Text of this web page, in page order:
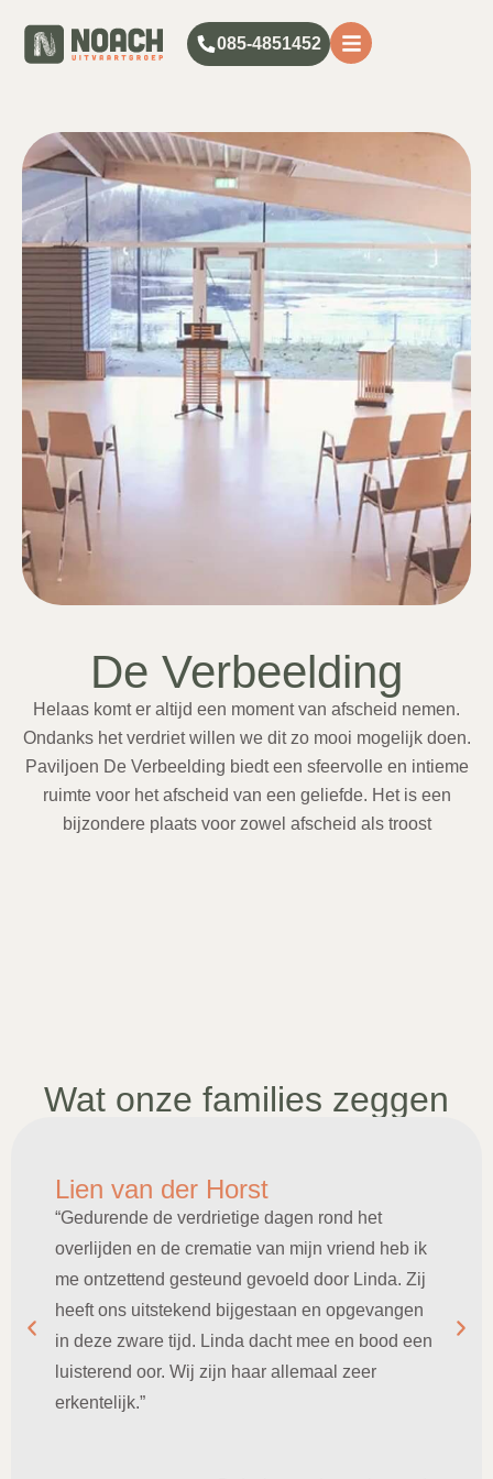
085-4851452
De Verbeelding
Helaas komt er altijd een moment van afscheid nemen.
Ondanks het verdriet willen we dit zo mooi mogelijk doen.
Paviljoen De Verbeelding biedt een sfeervolle en intieme
ruimte voor het afscheid van een geliefde. Het is een
bijzondere plaats voor zowel afscheid als troost
Wat onze families zeggen
Lien van der Horst
“Gedurende de verdrietige dagen rond het
overlijden en de crematie van mijn vriend heb ik
me ontzettend gesteund gevoeld door Linda. Zij
heeft ons uitstekend bijgestaan en opgevangen
in deze zware tijd. Linda dacht mee en bood een
luisterend oor. Wij zijn haar allemaal zeer
erkentelijk.”